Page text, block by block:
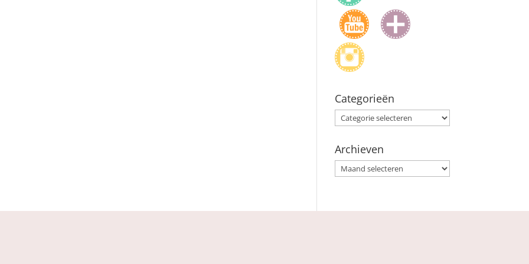
Categorieën
Categorieën
Archieven
Archieven